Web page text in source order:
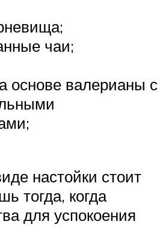
чаи;
основе валерианы с
настойки стоит
тогда, когда
для успокоения